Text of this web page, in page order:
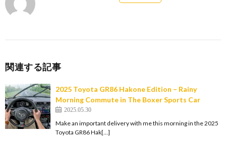
関連する記事
2025 Toyota GR86 Hakone Edition – Rainy
Morning Commute in The Boxer Sports Car
2025.05.30
Make an important delivery with me this morning in the 2025
Toyota GR86 Hak[…]